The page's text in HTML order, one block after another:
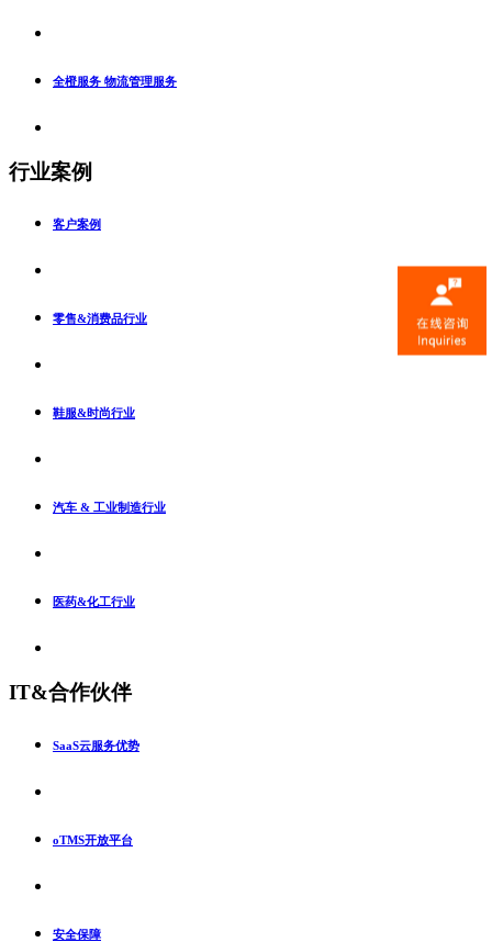
全橙服务 物流管理服务
行业案例
客户案例
零售&消费品行业
鞋服&时尚行业
汽车 & 工业制造行业
医药&化工行业
IT&合作伙伴
SaaS云服务优势
oTMS开放平台
安全保障